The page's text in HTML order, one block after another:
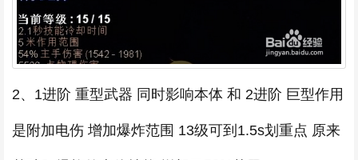
2、1进阶 重型武器 同时影响本体 和 2进阶 巨型作用
是附加电伤 增加爆炸范围 13级可到1.5s划重点 原来